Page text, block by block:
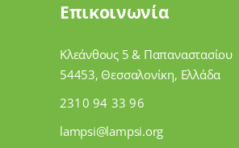
Επικοινωνία
Κλεάνθους 5 & Παπαναστασίου
54453, Θεσσαλονίκη, Ελλάδα
2310 94 33 96
lampsi@lampsi.org